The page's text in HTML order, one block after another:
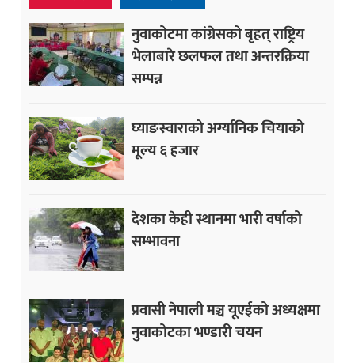
नुवाकोटमा कांग्रेसको बृहत् राष्ट्रिय
भेलाबारे छलफल तथा अन्तरक्रिया
सम्पन्न
घ्याङस्वाराको अर्ग्यानिक चियाको
मूल्य ६ हजार
देशका केही स्थानमा भारी वर्षाको
सम्भावना
प्रवासी नेपाली मञ्च यूएईको अध्यक्षमा
नुवाकोटका भण्डारी चयन